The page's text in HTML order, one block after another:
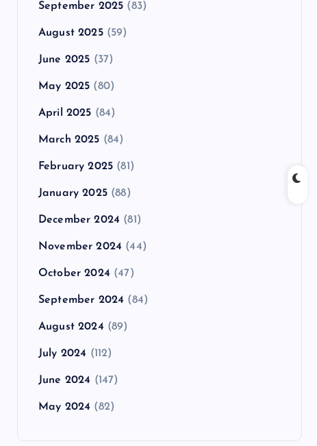
September 2025 (83)
August 2025(59)
June 2025 (37)
May 2025 (80)
April 2025 (84)
March 2025 (84)
February 2025 (81)
January 2025(88)
December 2024 (81)
November 2024 (44)
October 2024 (47)
September 2024 (84)
August 2024 (89)
July 2024 (112)
June 2024 (147)
May 2024 (82)